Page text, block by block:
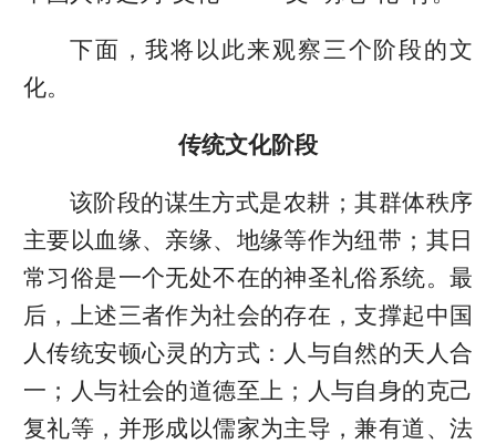
下面，我将以此来观察三个阶段的文
化。
传统文化阶段
该阶段的谋生方式是农耕；其群体秩序
主要以血缘、亲缘、地缘等作为纽带；其日
常习俗是一个无处不在的神圣礼俗系统。最
后，上述三者作为社会的存在，支撑起中国
人传统安顿心灵的方式：人与自然的天人合
一；人与社会的道德至上；人与自身的克己
复礼等，并形成以儒家为主导，兼有道、法